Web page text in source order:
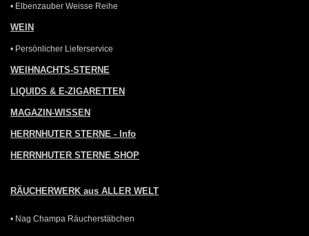
• Elbenzauber Weisse Reihe
WEIN
• Persönlicher Lieferservice
WEIHNACHTS-STERNE
LIQUIDS & E-ZIGARETTEN
MAGAZIN-WISSEN
HERRNHUTER STERNE - Info
HERRNHUTER STERNE SHOP
RÄUCHERWERK aus ALLER WELT
• Nag Champa Räucherstäbchen